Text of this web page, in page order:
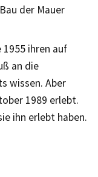
der Mauer
1955 ihren auf
an die
wissen. Aber
1989 erlebt.
ihn erlebt haben.